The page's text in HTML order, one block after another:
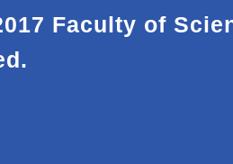
Faculty of